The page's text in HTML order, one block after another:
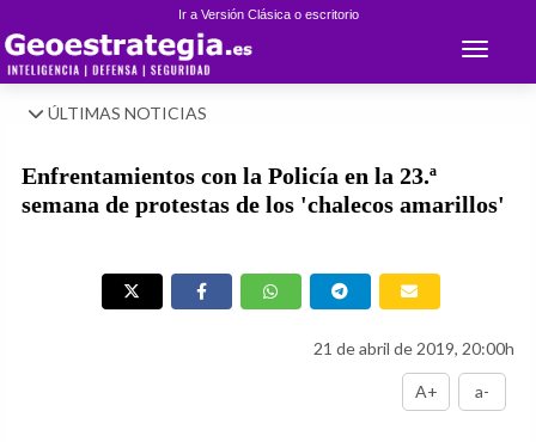
Ir a Versión Clásica o escritorio
Toggle
ÚLTIMAS NOTICIAS
Enfrentamientos con la Policía en la 23.ª
semana de protestas de los 'chalecos amarillos'
21 de abril de 2019, 20:00h
A+ a-